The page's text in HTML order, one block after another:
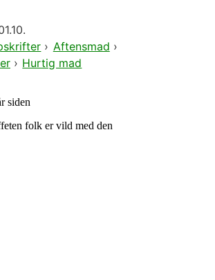
› Aftensmad ›
› Hurtig mad